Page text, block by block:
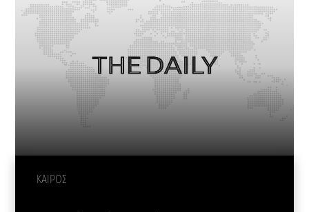
ΚΑΙΡΟΣ